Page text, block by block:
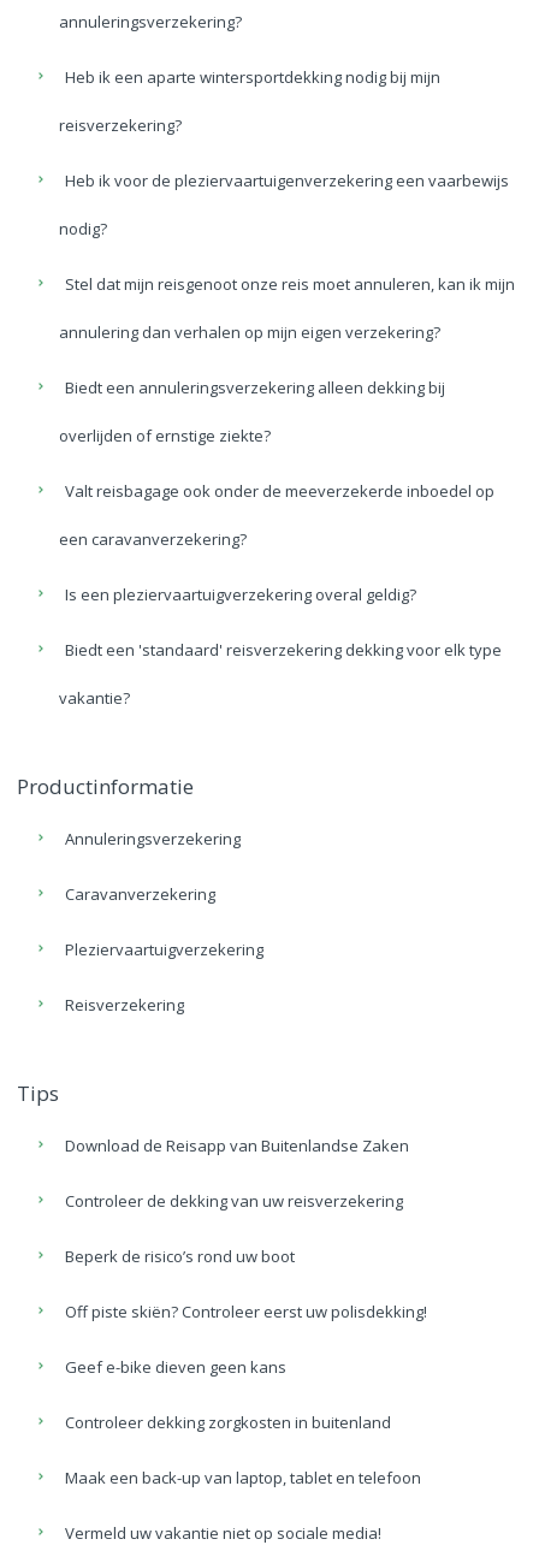
annuleringsverzekering?
Heb ik een aparte wintersportdekking nodig bij mijn
reisverzekering?
Heb ik voor de pleziervaartuigenverzekering een vaarbewijs
nodig?
Stel dat mijn reisgenoot onze reis moet annuleren, kan ik mijn
annulering dan verhalen op mijn eigen verzekering?
Biedt een annuleringsverzekering alleen dekking bij
overlijden of ernstige ziekte?
Valt reisbagage ook onder de meeverzekerde inboedel op
een caravanverzekering?
Is een pleziervaartuigverzekering overal geldig?
Biedt een 'standaard' reisverzekering dekking voor elk type
vakantie?
Productinformatie
Annuleringsverzekering
Caravanverzekering
Pleziervaartuigverzekering
Reisverzekering
Tips
Download de Reisapp van Buitenlandse Zaken
Controleer de dekking van uw reisverzekering
Beperk de risico’s rond uw boot
Off piste skiën? Controleer eerst uw polisdekking!
Geef e-bike dieven geen kans
Controleer dekking zorgkosten in buitenland
Maak een back-up van laptop, tablet en telefoon
Vermeld uw vakantie niet op sociale media!